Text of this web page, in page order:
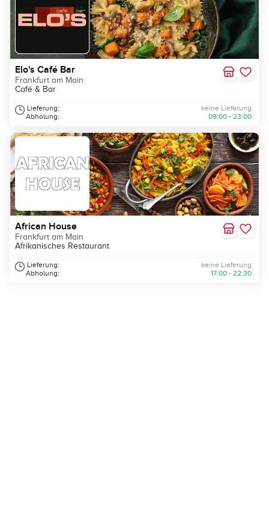
Elo's Café Bar
Frankfurt am Main
Café & Bar
Lieferung:
Abholung:
keine Lieferung
09:00 - 23:00
African House
Frankfurt am Main
Afrikanisches Restaurant
Lieferung:
Abholung:
keine Lieferung
17:00 - 22:30